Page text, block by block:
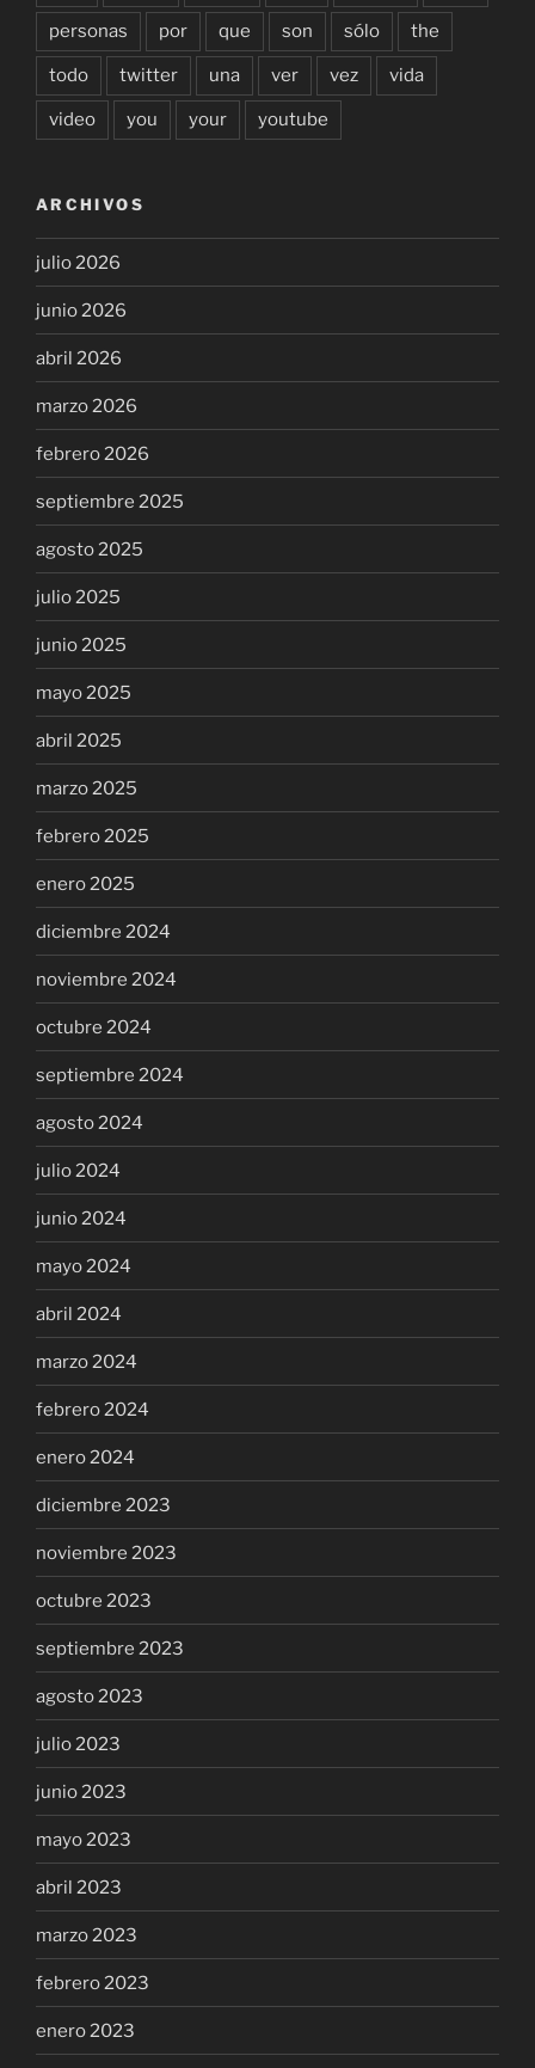
personas por que son sólo the
todo twitter una ver vez vida
video you your youtube
ARCHIVOS
julio 2026
junio 2026
abril 2026
marzo 2026
febrero 2026
septiembre 2025
agosto 2025
julio 2025
junio 2025
mayo 2025
abril 2025
marzo 2025
febrero 2025
enero 2025
diciembre 2024
noviembre 2024
octubre 2024
septiembre 2024
agosto 2024
julio 2024
junio 2024
mayo 2024
abril 2024
marzo 2024
febrero 2024
enero 2024
diciembre 2023
noviembre 2023
octubre 2023
septiembre 2023
agosto 2023
julio 2023
junio 2023
mayo 2023
abril 2023
marzo 2023
febrero 2023
enero 2023